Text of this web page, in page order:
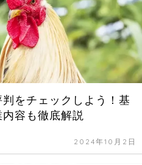
をチェックしよう！基
容も徹底解説
2024年10月2日